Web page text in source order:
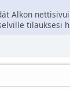
Alkon
tilauksesi